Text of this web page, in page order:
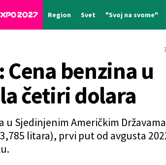
Region Svet "Svoj na svome"
benzina u
četiri dolara
Sjedinjenim Američkim
litara), prvi put od avgusta